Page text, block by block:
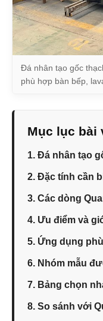
Đá nhân tạo gốc
phù hợp bàn bếp,
Mục lục bài
1. Đá nhân tạo
2. Đặc tính cần
3. Các dòng
4. Ưu điểm và
5. Ứng dụng
6. Nhóm mẫu
7. Bảng chọn
8. So sánh với